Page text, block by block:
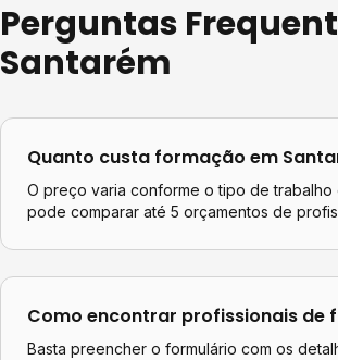
Perguntas
Santarém
Quanto custa formação em
O preço varia conforme o tipo de trabalho
pode comparar até 5 orçamentos de
Como encontrar profissionais de
Basta preencher o formulário com os